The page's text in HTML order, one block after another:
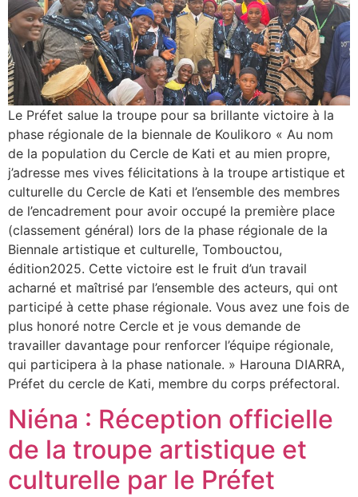
Le Préfet salue la troupe pour sa brillante victoire à la
phase régionale de la biennale de Koulikoro « Au nom
de la population du Cercle de Kati et au mien propre,
j’adresse mes vives félicitations à la troupe artistique et
culturelle du Cercle de Kati et l’ensemble des membres
de l’encadrement pour avoir occupé la première place
(classement général) lors de la phase régionale de la
Biennale artistique et culturelle, Tombouctou,
édition2025. Cette victoire est le fruit d’un travail
acharné et maîtrisé par l’ensemble des acteurs, qui ont
participé à cette phase régionale. Vous avez une fois de
plus honoré notre Cercle et je vous demande de
travailler davantage pour renforcer l’équipe régionale,
qui participera à la phase nationale. » Harouna DIARRA,
Préfet du cercle de Kati, membre du corps préfectoral.
Niéna : Réception officielle
de la troupe artistique et
culturelle par le Préfet